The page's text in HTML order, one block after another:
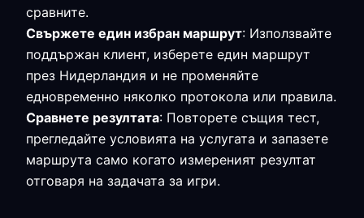
сравните.
Свържете един избран маршрут: Използвайте
поддържан клиент, изберете един маршрут
през Нидерландия и не променяйте
едновременно няколко протокола или правила.
Сравнете резултата: Повторете същия тест,
прегледайте условията на услугата и запазете
маршрута само когато измереният резултат
отговаря на задачата за игри.